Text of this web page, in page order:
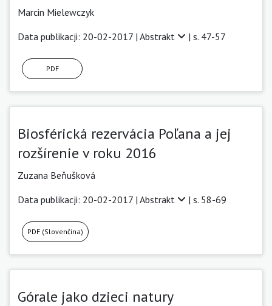
Marcin Mielewczyk
Data publikacji: 20-02-2017 | Abstrakt | s. 47-57
PDF
Biosférická rezervácia Poľana a jej
rozšírenie v roku 2016
Zuzana Beňušková
Data publikacji: 20-02-2017 | Abstrakt | s. 58-69
PDF (Slovenčina)
Górale jako dzieci natury